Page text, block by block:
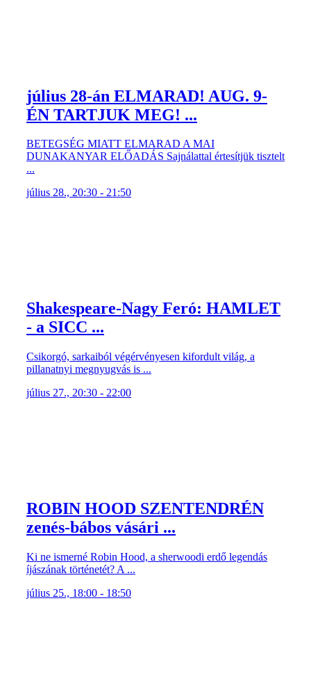
július 28-án ELMARAD! AUG. 9-
ÉN TARTJUK MEG! ...
BETEGSÉG MIATT ELMARAD A MAI
DUNAKANYAR ELŐADÁS Sajnálattal értesítjük tisztelt
...
július 28., 20:30 - 21:50
Shakespeare-Nagy Feró: HAMLET
- a SICC ...
Csikorgó, sarkaiból végérvényesen kifordult világ, a
pillanatnyi megnyugvás is ...
július 27., 20:30 - 22:00
ROBIN HOOD SZENTENDRÉN
zenés-bábos vásári ...
Ki ne ismerné Robin Hood, a sherwoodi erdő legendás
íjászának történetét? A ...
július 25., 18:00 - 18:50